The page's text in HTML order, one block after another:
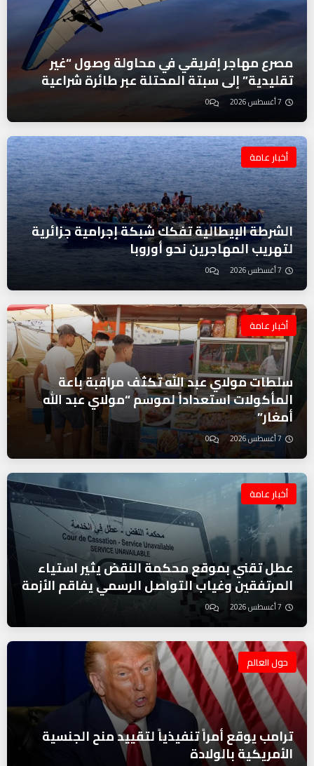
مصرع مهاجر إفريقي في محاولة وصول “غير
تقليدية” إلى سبتة المحتلة عبر طائرة شراعية
7 أغسطس 2026 0
أخبار عامة
الشرطة الإيطالية تفكك شبكة إجرامية جزائرية
لتهريب المهاجرين نحو أوروبا
7 أغسطس 2026 0
أخبار عامة
سلطات مولاي عبد الله تكثف مراقبة باعة
المأكولات استعداداً لموسم “مولاي عبد الله
أمغار”
7 أغسطس 2026 0
أخبار عامة
عطل تقني بموقع محكمة النقض يثير استياء
المرتفقين وغياب التواصل الرسمي يفاقم الأزمة
7 أغسطس 2026 0
حول العالم
ترامب يوقع أمراً تنفيذياً لتقييد منح الجنسية
الأمريكية بالولادة